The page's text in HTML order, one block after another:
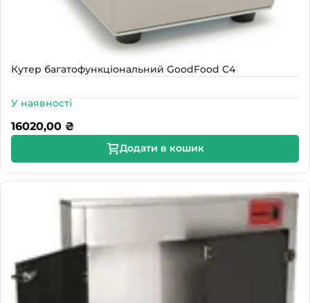
Кутер багатофункціональний GoodFood С4
У наявності
16020,00 ₴
Додати в кошик